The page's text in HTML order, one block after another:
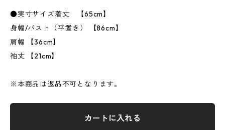
●実寸サイズ着丈 【65cm】
身幅/バスト（平置き） 【86cm】
肩幅 【36cm】
袖丈 【21cm】
※本商品は返品不可となります。
カートに入れる